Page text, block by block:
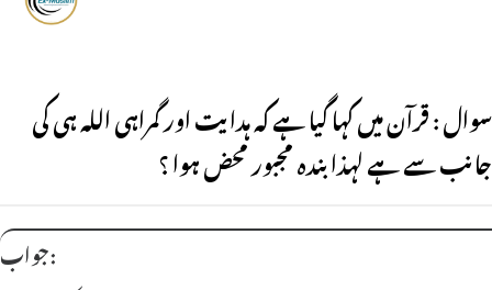
سوال : قرآن میں کہا گیا ہے کہ ہدایت اور گمراہی اللہ ہی کی
جانب سے ہے لہذا بندہ مجبور محض ہوا ؟
جواب: